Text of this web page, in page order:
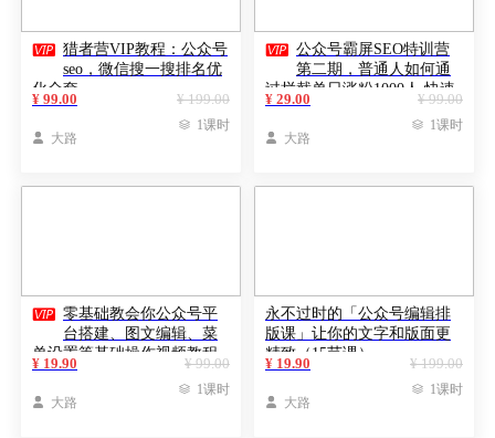
 猎者营VIP教程：公众号
seo，微信搜一搜排名优
化全套
¥ 199.00
¥ 99.00
 大路
 1课时
 公众号霸屏SEO特训营
第二期，普通人如何通
过拦截单日涨粉1000人 快速
赚钱
¥ 99.00
¥ 29.00
 大路
 1课时
 零基础教会你公众号平
台搭建、图文编辑、菜
单设置等基础操作视频教程
¥ 99.00
¥ 19.90
 大路
 1课时
永不过时的「公众号编辑排
版课」让你的文字和版面更
精致（15节课）
¥ 199.00
¥ 19.90
 大路
 1课时